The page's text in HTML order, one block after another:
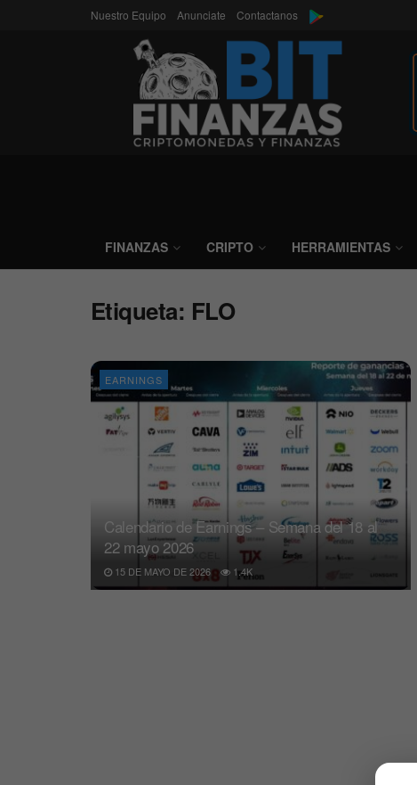
Nuestro Equipo Anunciate Contactanos
FINANZAS CRIPTO HERRAMIENTAS
Etiqueta: FLO
EARNINGS
Calendario de Earnings – Semana del 18 al
22 mayo 2026
15 DE MAYO DE 2026 1.4K